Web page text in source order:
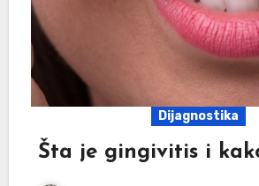
Dijagnostika
Šta je gingivitis i